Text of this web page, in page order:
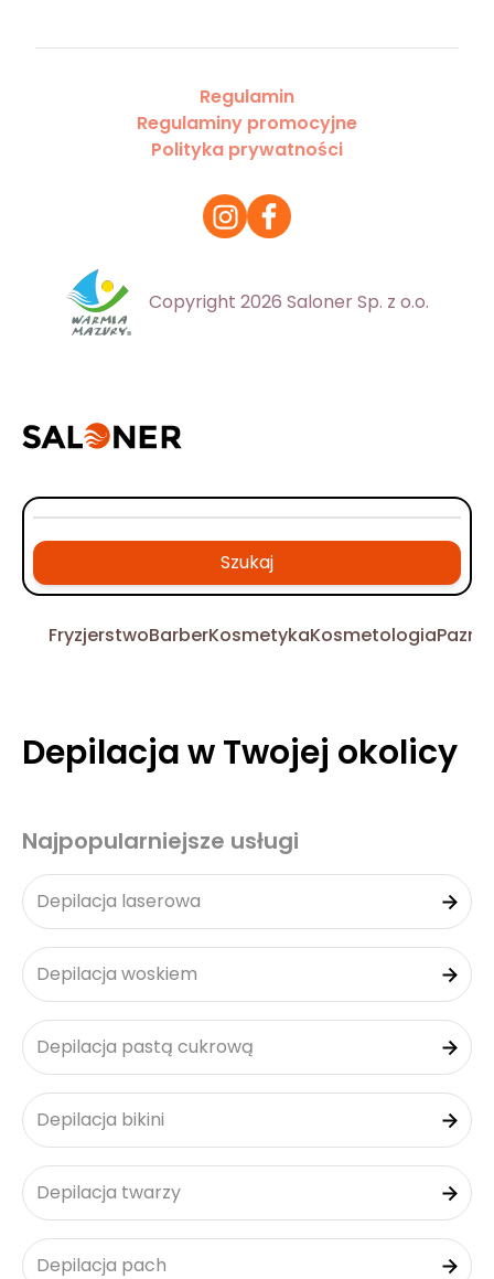
Regulamin
Regulaminy promocyjne
Polityka prywatności
Copyright 2026 Saloner Sp. z o.o.
Szukaj
FryzjerstwoBarberKosmetykaKosmetologia
Depilacja w Twojej okolicy
Najpopularniejsze usługi
Depilacja laserowa
Depilacja woskiem
Depilacja pastą cukrową
Depilacja bikini
Depilacja twarzy
Depilacja pach